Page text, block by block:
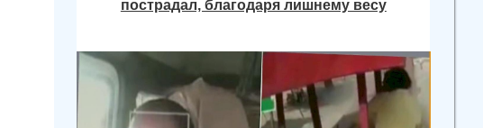
пострадал, благодаря лишнему весу